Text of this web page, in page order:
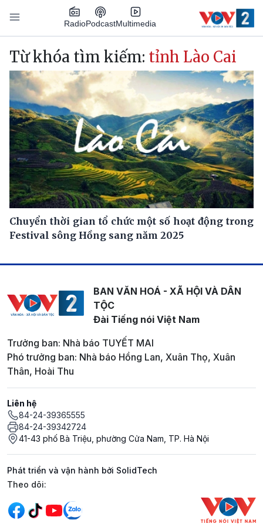
Nhảy đến nội dung
RadioPodcastMultimedia
Main navigation
Từ khóa tìm kiếm: tỉnh Lào Cai
Chuyển thời gian tổ chức một số hoạt động trong
Festival sông Hồng sang năm 2025
BAN VĂN HOÁ - XÃ HỘI VÀ DÂN
TỘC
Đài Tiếng nói Việt Nam
Trưởng ban: Nhà báo TUYẾT MAI
Phó trưởng ban: Nhà báo Hồng Lan, Xuân Thọ, Xuân
Thân, Hoài Thu
Liên hệ
84-24-39365555
84-24-39342724
41-43 phố Bà Triệu, phường Cửa Nam, TP. Hà Nội
Phát triển và vận hành bởi SolidTech
Mạng xã hội
Theo dõi: